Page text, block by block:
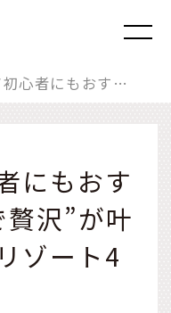
アウトドア初心者にもおすすめ。“大自然で贅沢”が叶うグランピングリゾート4選
にもおす
沢”が叶
ゾート4